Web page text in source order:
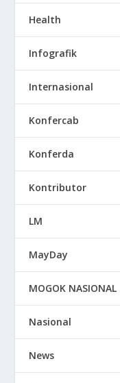
Health
Infografik
Internasional
Konfercab
Konferda
Kontributor
LM
MayDay
MOGOK NASIONAL
Nasional
News